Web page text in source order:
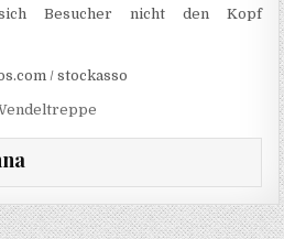
Besucher nicht den Kopf
/ stockasso